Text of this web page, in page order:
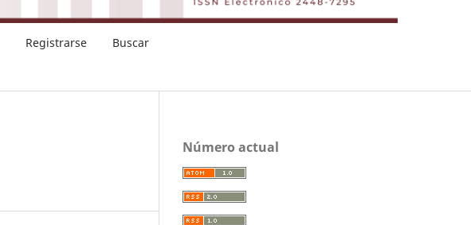
Registrarse Buscar
Número actual